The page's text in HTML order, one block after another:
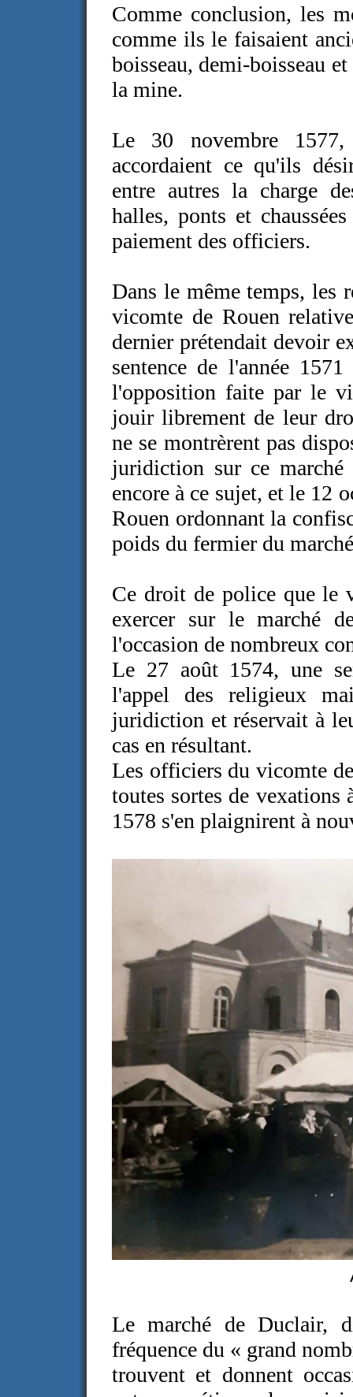
Comme conclusion, les
comme ils le faisaient
boisseau, demi-boisseau
la mine.
Le 30 novembre
accordaient ce qu'ils
entre autres la charge
halles, ponts et
paiement des officiers.
Dans le même temps, les
vicomte de Rouen
dernier prétendait devoir
sentence de l'année
l'opposition faite par le
jouir librement de leur
ne se montrèrent pas
juridiction sur ce marché
encore à ce sujet, et le 12
Rouen ordonnant la
poids du fermier du
Ce droit de police que le
exercer sur le marché
l'occasion de nombreux
Le 27 août 1574, une
l'appel des religieux
juridiction et réservait à
cas en résultant.
Les officiers du vicomte
toutes sortes de vexations
1578 s'en plaignirent à
Le marché de Duclair,
fréquence du « grand
trouvent et donnent